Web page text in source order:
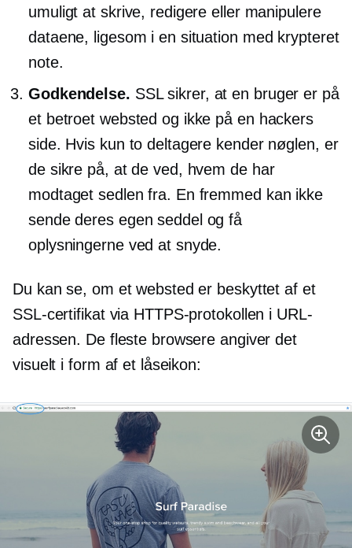
umuligt at skrive, redigere eller manipulere
dataene, ligesom i en situation med krypteret
note.
Godkendelse. SSL sikrer, at en bruger er på
et betroet websted og ikke på en hackers
side. Hvis kun to deltagere kender nøglen, er
de sikre på, at de ved, hvem de har
modtaget sedlen fra. En fremmed kan ikke
sende deres egen seddel og få
oplysningerne ved at snyde.
Du kan se, om et websted er beskyttet af et
SSL-certifikat via HTTPS-protokollen i URL-
adressen. De fleste browsere angiver det
visuelt i form af et låseikon: